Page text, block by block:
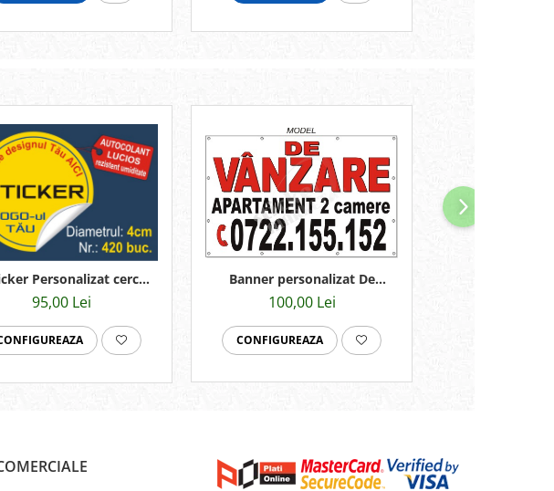
Personalizat cerc
4cmx420buc
95,00 Lei
Banner personalizat De
vanzare sau inchiriat
130x80cm
100,00 Lei
CONFIGUREAZA